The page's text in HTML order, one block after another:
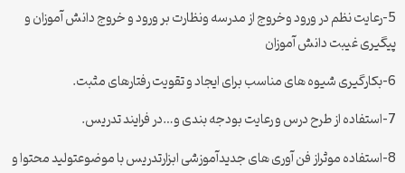
5-رعایت نظم در ورود وخروج از مدرسه ونظارت بر ورود و خروج دانش آموزان و
پیگیری غیبت دانش آموزان
6-بکارگیری شیوه های مناسب برای ایجاد و تقویت رفتارهای مثبت.
7-استفاده از طرح درس و رعایت بودجه بندی و…در فرایند تدریس.
8-استفاده موثراز فن آوری های جدیدآموزشی ابزارتدریس با موضوعتولید محتوا و